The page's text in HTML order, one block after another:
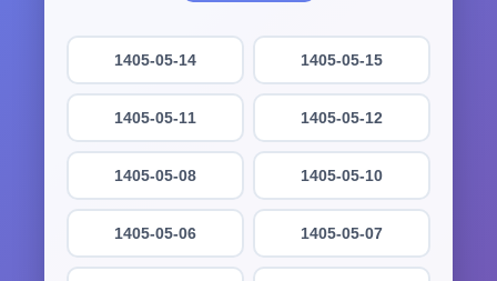
1405-05-15
1405-05-14
1405-05-12
1405-05-11
1405-05-10
1405-05-08
1405-05-07
1405-05-06